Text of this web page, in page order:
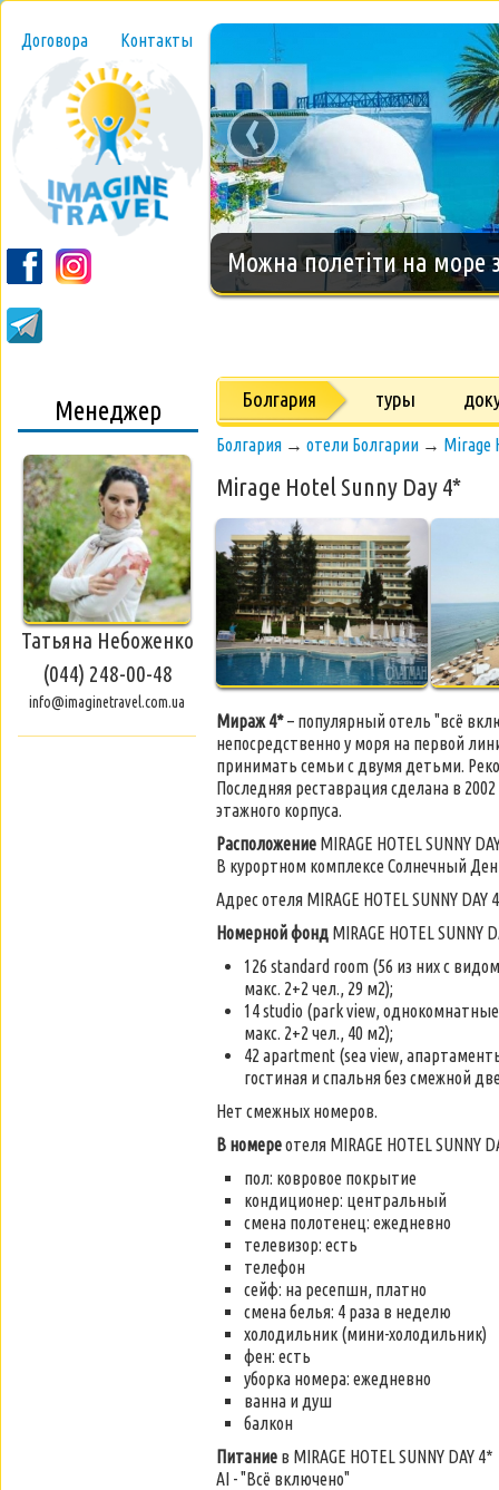
Договора Контакты
Новогодний тур на
‹
Менеджер
Татьяна Небоженко
(044) 248-00-48
info@imaginetravel.com.ua
Болгария туры
Болгария → отели Болгарии → Mirage
Mirage Hotel Sunny Day 4*
Мираж 4*– популярный отель "всё
непосредственно у моря на первой
принимать семьи с двумя детьми.
Последняя реставрация сделана в
этажного корпуса.
Расположение MIRAGE HOTEL SUNNY
В курортном комплексе Солнечный
Адрес отеля MIRAGE HOTEL SUNNY
Номерной фонд MIRAGE HOTEL
126 standard room (56 из них с
макс. 2+2 чел., 29 м2);
14 studio (park view,
макс. 2+2 чел., 40 м2);
42 apartment (sea view,
гостиная и спальня без смежной
Нет смежных номеров.
В номереотеля MIRAGE HOTEL SUNNY
пол: ковровое покрытие
кондиционер: центральный
смена полотенец: ежедневно
телевизор: есть
телефон
сейф: на ресепшн, платно
смена белья: 4 раза в неделю
холодильник (мини-холодильник)
фен: есть
уборка номера: ежедневно
ванна и душ
балкон
Питание в MIRAGE HOTEL SUNNY DAY 4*
AI - "Всё включено"